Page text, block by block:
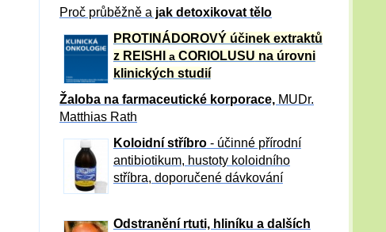
Proč průběžně a jak detoxikovat tělo
PROTINÁDOROVÝ účinek extraktů
z REISHI a CORIOLUSU na úrovni
klinických studií
Žaloba na farmaceutické korporace, MUDr.
Matthias Rath
Koloidní stříbro- účinné přírodní
antibiotikum, hustoty koloidního
stříbra, doporučené dávkování
Odstranění rtuti, hliníku a dalších